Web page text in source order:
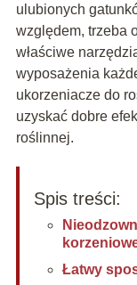
ulubionych
względem, trzeba
właściwe
wyposażenia
ukorzeniacze do
uzyskać dobre
roślinnej.
Spis treści:
Łatwy